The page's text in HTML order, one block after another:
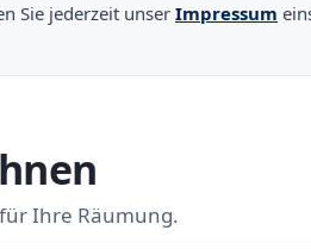
Sie jederzeit unser Impressum
Ihre Räumung.